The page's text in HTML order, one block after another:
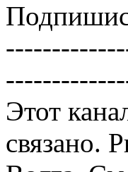
Этот
связано.